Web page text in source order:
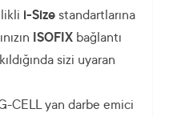
i-Size standartlarına
ISOFIX bağlantı
sizi uyaran
CELL yan darbe emici